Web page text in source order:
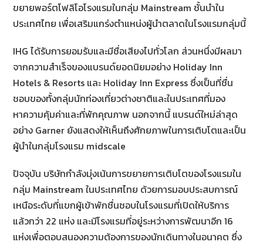
ขยายพอร์ตโฟลิโอโรงแรมในกลุ่ม Mainstream ชั้นนำใน
ประเทศไทย เพื่อเสริมแกร่งตำแหน่งผู้นำตลาดในโรงแรมกลุ่มนี้
IHG ได้รับการยอมรับและมีชื่อเสียงไปทั่วโลก ส่วนหนึ่งมีผลมา
จากความสำเร็จของแบรนด์ยอดนิยมอย่าง Holiday Inn
Hotels & Resorts และ Holiday Inn Express ซึ่งเป็นที่ชื่น
ชอบของทั้งกลุ่มนักท่องเที่ยวต่างชาติและในประเทศที่มอง
หาความคุ้มค่าและที่พักคุณภาพ นอกจากนี้ แบรนด์ใหม่ล่าสุด
อย่าง Garner ยังแสดงให้เห็นถึงศักยภาพในการเติบโตและเป็น
ผู้นำในกลุ่มโรงแรม midscale
ปัจจุบัน บริษัทกำลังมุ่งเน้นการขยายการเติบโตของโรงแรมใน
กลุ่ม Mainstream ในประเทศไทย ด้วยการมอบประสบการณ์
เหนือระดับที่แขกผู้เข้าพักชื่นชอบในโรงแรมที่เปิดให้บริการ
แล้วกว่า 22 แห่ง และมีโรงแรมที่อยู่ระหว่างการพัฒนาอีก 16
แห่งเพื่อตอบสนองความต้องการของนักเดินทางในอนาคต ซึ่ง